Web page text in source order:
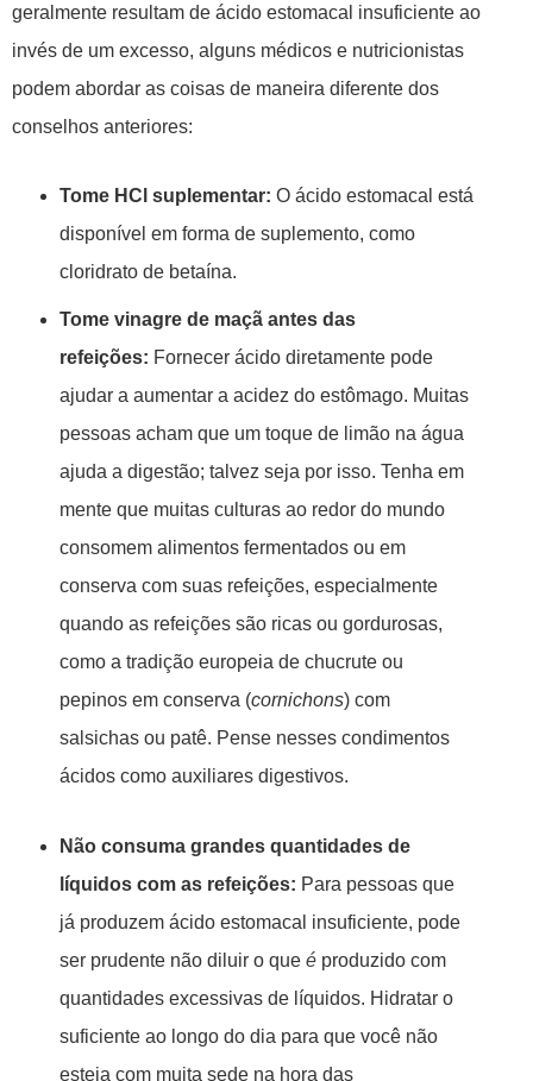
geralmente resultam de ácido estomacal insuficiente ao
invés de um excesso, alguns médicos e nutricionistas
podem abordar as coisas de maneira diferente dos
conselhos anteriores:
Tome HCl suplementar: O ácido estomacal está
disponível em forma de suplemento, como
cloridrato de betaína.
Tome vinagre de maçã antes das
refeições: Fornecer ácido diretamente pode
ajudar a aumentar a acidez do estômago. Muitas
pessoas acham que um toque de limão na água
ajuda a digestão; talvez seja por isso. Tenha em
mente que muitas culturas ao redor do mundo
consomem alimentos fermentados ou em
conserva com suas refeições, especialmente
quando as refeições são ricas ou gordurosas,
como a tradição europeia de chucrute ou
pepinos em conserva (cornichons) com
salsichas ou patê. Pense nesses condimentos
ácidos como auxiliares digestivos.
Não consuma grandes quantidades de
líquidos com as refeições: Para pessoas que
já produzem ácido estomacal insuficiente, pode
ser prudente não diluir o que éproduzido com
quantidades excessivas de líquidos. Hidratar o
suficiente ao longo do dia para que você não
esteja com muita sede na hora das